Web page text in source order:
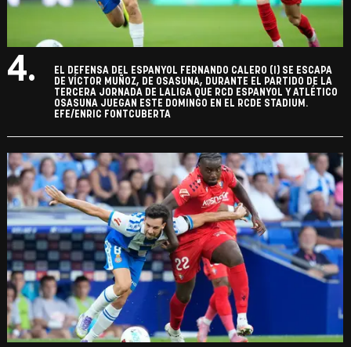
4.
EL DEFENSA DEL ESPANYOL FERNANDO CALERO (I) SE ESCAPA
DE VÍCTOR MUÑOZ, DE OSASUNA, DURANTE EL PARTIDO DE LA
TERCERA JORNADA DE LALIGA QUE RCD ESPANYOL Y ATLÉTICO
OSASUNA JUEGAN ESTE DOMINGO EN EL RCDE STADIUM.
EFE/ENRIC FONTCUBERTA